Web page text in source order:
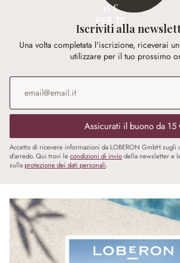
15 €
PER TE
Iscriviti alla
Una volta completata l'iscrizione, riceverai
utilizzare per il tuo prossimo
Indirizzo e-mail
Assicurati il buono da 15
Accetto di ricevere informazioni da LOBERON GmbH
d’arredo. Qui trovi lecondizioni di inviodella newsletter e
sullaprotezione dei dati personali.